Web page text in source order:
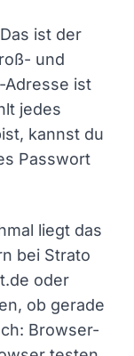
Das ist der
und
Adresse ist
jedes
kannst du
Passwort
liegt das
bei Strato
oder
ob gerade
Browser-